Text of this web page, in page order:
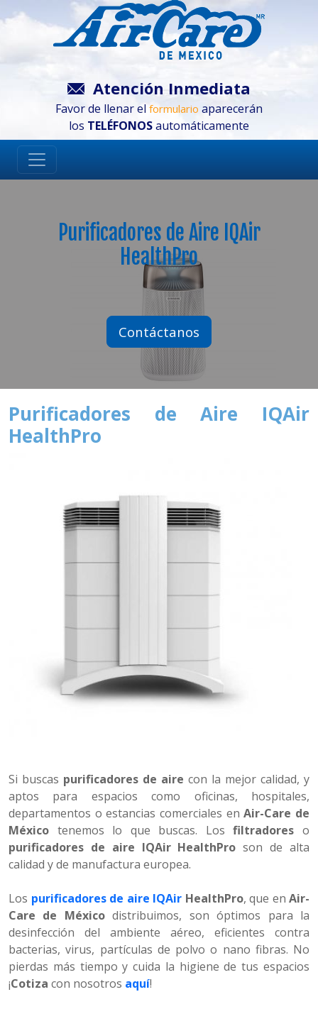
Atención Inmediata
Favor de llenar el formulario aparecerán
los TELÉFONOSautomáticamente
Purificadores de Aire IQAir
HealthPro
Contáctanos
Purificadores de Aire IQAir
HealthPro
Si buscas purificadores de aire con la mejor calidad, y
aptos para espacios como oficinas, hospitales,
departamentos o estancias comerciales enAir-Care de
México tenemos lo que buscas. Losfiltradores o
purificadores de aire IQAir HealthPro son de alta
calidad y de manufactura europea.
Los purificadores de aire IQAir HealthPro, que en Air-
Care de Méxicodistribuimos, son óptimos para la
desinfección del ambiente aéreo, eficientes contra
bacterias, virus, partículas de polvo o nano fibras. No
pierdas más tiempo y cuida la higiene de tus espacios
¡Cotiza con nosotros aquí!